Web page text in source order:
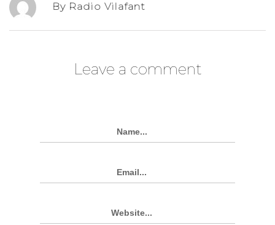
By Radio Vilafant
Leave a comment